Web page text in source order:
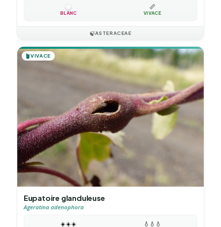
BLANC
📏
VIVACE
🍃ASTERACEAE
🪴VIVACE
Eupatoire glanduleuse
Ageratina adenophora
☀️☀️☀️ 💧 💧 💧